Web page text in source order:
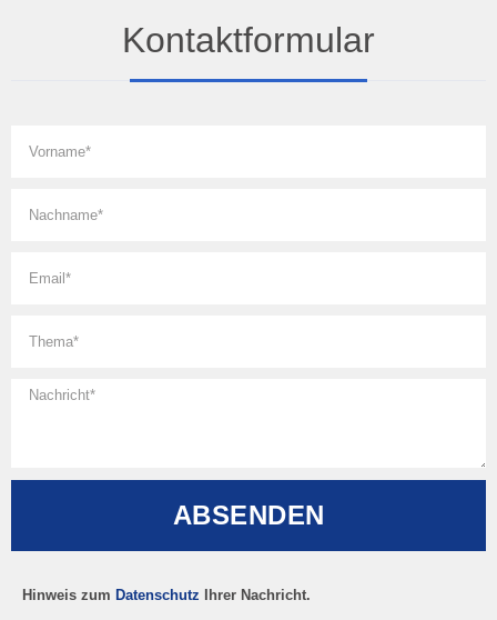
Kontaktformular
ABSENDEN
Hinweis zum Datenschutz Ihrer Nachricht.